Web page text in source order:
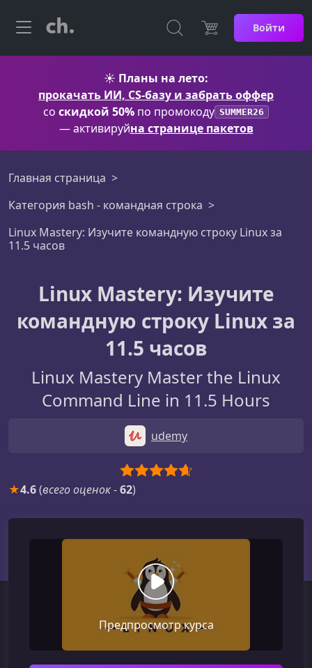
Войти
☀️ Планы на лето:
прокачать ИИ, CS-базу и забрать оффер
со скидкой 50% по промокоду SUMMER26
— активируйна странице пакетов
Главная страница
Категория bash - командная строка
Linux Mastery: Изучите командную строку Linux за
11.5 часов
Linux Mastery: Изучите
командную строку Linux за
11.5 часов
Linux Mastery Master the Linux
Command Line in 11.5 Hours
udemy
★4.6(всего оценок-62)
Предпросмотр курса